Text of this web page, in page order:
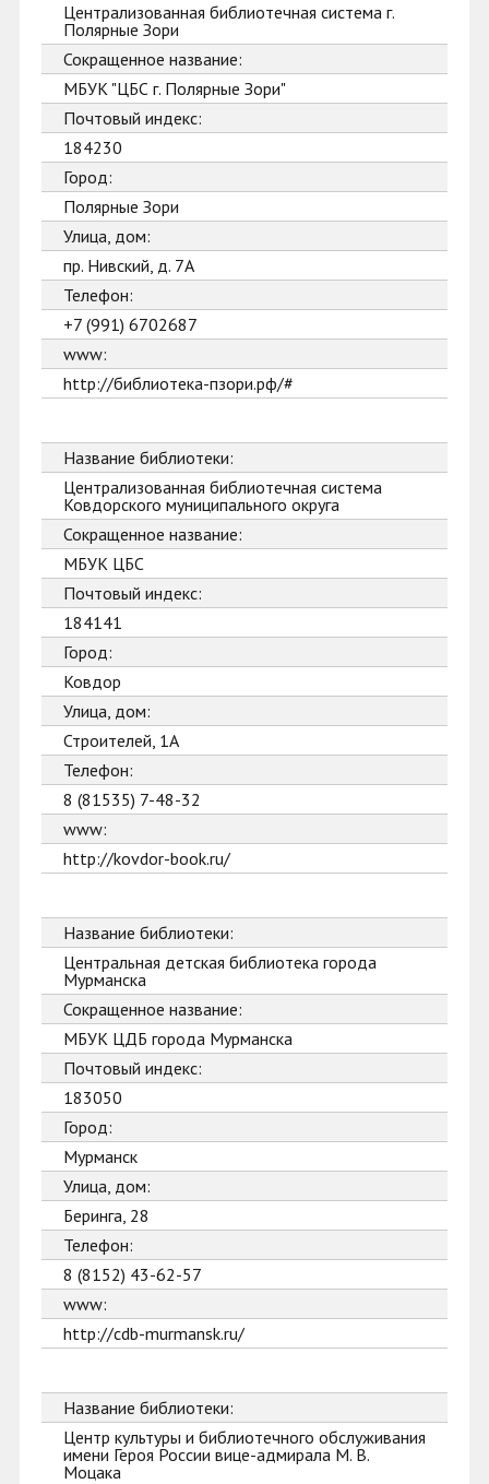
Централизованная библиотечная система г.
Полярные Зори
Сокращенное название:
МБУК "ЦБС г. Полярные Зори"
Почтовый индекс:
184230
Город:
Полярные Зори
Улица, дом:
пр. Нивский, д. 7А
Телефон:
+7 (991) 6702687
www:
http://библиотека-пзори.рф/#
Название библиотеки:
Централизованная библиотечная система
Ковдорского муниципального округа
Сокращенное название:
МБУК ЦБС
Почтовый индекс:
184141
Город:
Ковдор
Улица, дом:
Строителей, 1А
Телефон:
8 (81535) 7-48-32
www:
http://kovdor-book.ru/
Название библиотеки:
Центральная детская библиотека города
Мурманска
Сокращенное название:
МБУК ЦДБ города Мурманска
Почтовый индекс:
183050
Город:
Мурманск
Улица, дом:
Беринга, 28
Телефон:
8 (8152) 43-62-57
www:
http://cdb-murmansk.ru/
Название библиотеки:
Центр культуры и библиотечного обслуживания
имени Героя России вице-адмирала М. В.
Моцака